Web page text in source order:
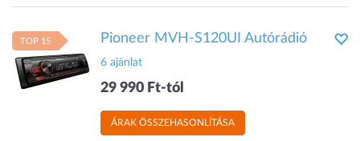
TOP 15 Pioneer MVH-S120UI Autórádió
6 ajánlat
29 990 Ft-tól
ÁRAK ÖSSZEHASONLÍTÁSA